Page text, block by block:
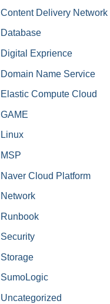
Content Delivery Network
Database
Digital Exprience
Domain Name Service
Elastic Compute Cloud
GAME
Linux
MSP
Naver Cloud Platform
Network
Runbook
Security
Storage
SumoLogic
Uncategorized